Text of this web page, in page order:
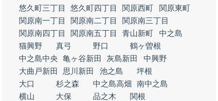
悠久町三丁目
悠久町四丁目 関原西町
関原東町
関原南一丁目
関原南二丁目
関原南三丁目
関原南四丁目
関原南五丁目 青山新町
中之島
猫興野
真弓 野口
鶴ヶ曽根
中之島中央
亀ヶ谷新田 灰島新田
中興野
大曲戸新田
思川新田 池之島
坪根
大口
杉之森 中之島高畑
南中之島
横山
大保 品之木
関根